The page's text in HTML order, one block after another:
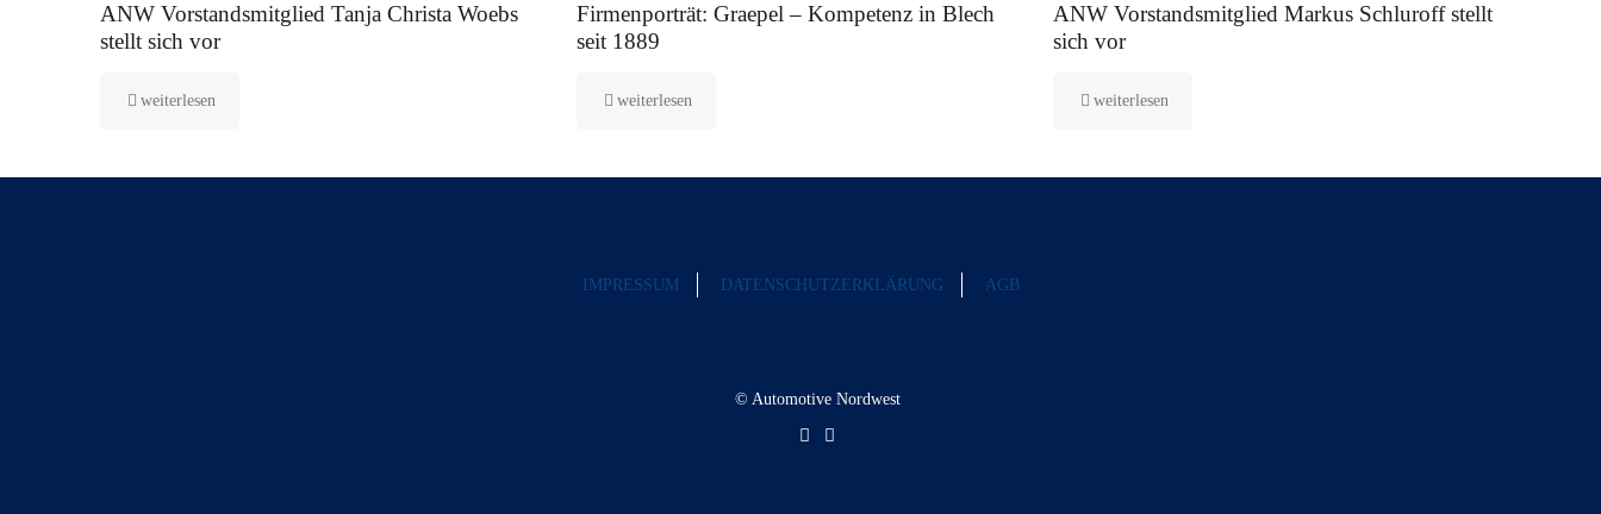
ANW Vorstandsmitglied Tanja Christa Woebs
stellt sich vor
weiterlesen
Firmenporträt: Graepel – Kompetenz in Blech
seit 1889
weiterlesen
ANW Vorstandsmitglied Markus Schluroff stellt
sich vor
weiterlesen
IMPRESSUM DATENSCHUTZERKLÄRUNG AGB
© Automotive Nordwest